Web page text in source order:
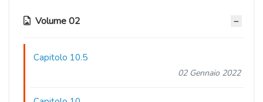
Volume 02
Capitolo 10.5
02 Gennaio 2022